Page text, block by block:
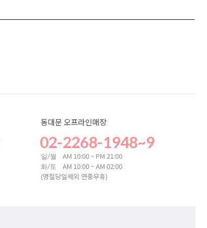
동대문 오프라인매장
02-2268-1948~9
일/월 AM 10:00 ~ PM 21:00
화/토
AM 10:00 ~ AM 02:00
(명절당일제외 연중무휴)